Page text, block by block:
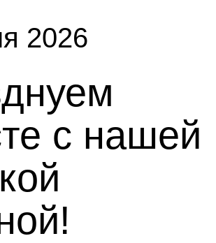
2026
с нашей